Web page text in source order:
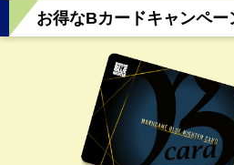
お得なBカードキャンペー